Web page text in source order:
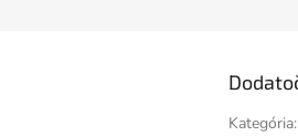
Kategória: